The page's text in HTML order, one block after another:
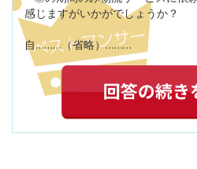
感じますがいかがでしょうか？
自………（省略）………